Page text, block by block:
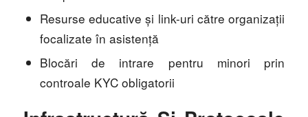
Resurse educative și link-uri către organizații
focalizate în asistență
Blocări de intrare pentru minori prin
controale KYC obligatorii